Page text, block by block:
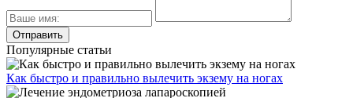
Популярные статьи
Как быстро и правильно вылечить экзему на ногах